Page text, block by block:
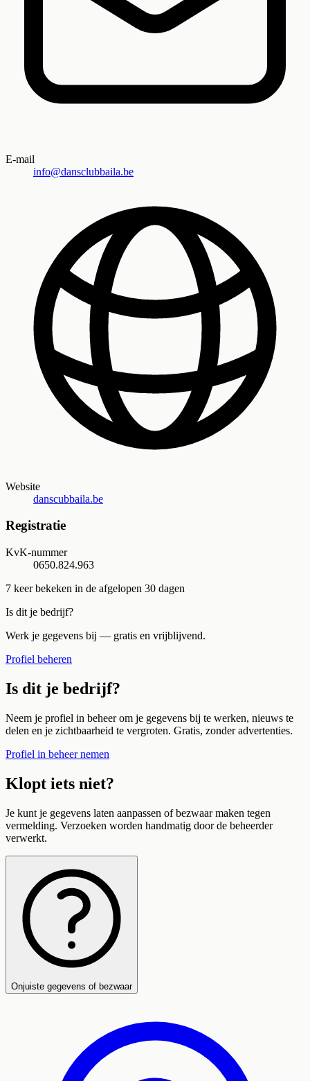
E-mail
info@dansclubbaila.be
Website
danscubbaila.be
Registratie
KvK-nummer
0650.824.963
7 keer bekeken in de afgelopen 30 dagen
Is dit je bedrijf?
Werk je gegevens bij — gratis en vrijblijvend.
Profiel beheren
Is dit je bedrijf?
Neem je profiel in beheer om je gegevens bij te werken, nieuws te
delen en je zichtbaarheid te vergroten. Gratis, zonder advertenties.
Profiel in beheer nemen
Klopt iets niet?
Je kunt je gegevens laten aanpassen of bezwaar maken tegen
vermelding. Verzoeken worden handmatig door de beheerder
verwerkt.
Onjuiste gegevens of bezwaar